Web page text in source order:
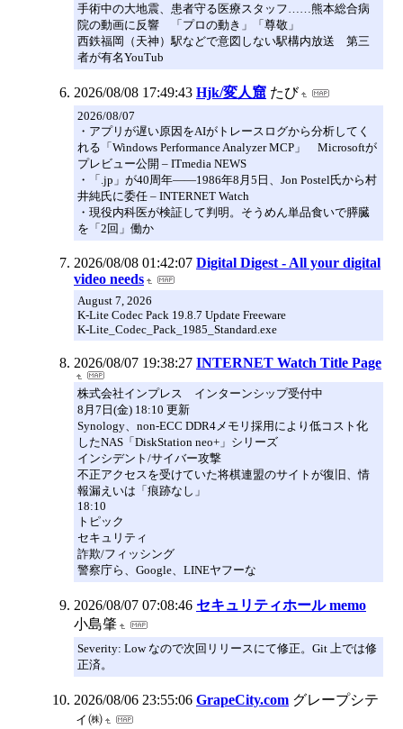
手術中の大地震、患者守る医療スタッフ……熊本総合病
院の動画に反響 「プロの動き」「尊敬」
西鉄福岡（天神）駅などで意図しない駅構内放送 第三
者が有名YouTub
2026/08/08 17:49:43 Hjk/変人窟 たび
2026/08/07
・アプリが遅い原因をAIがトレースログから分析してく
れる「Windows Performance Analyzer MCP」 Microsoftが
プレビュー公開 – ITmedia NEWS
・「.jp」が40周年――1986年8月5日、Jon Postel氏から村
井純氏に委任 – INTERNET Watch
・現役内科医が検証して判明。そうめん単品食いで膵臓
を「2回」働か
2026/08/08 01:42:07 Digital Digest - All your digital
video needs
August 7, 2026
K-Lite Codec Pack 19.8.7 Update Freeware
K-Lite_Codec_Pack_1985_Standard.exe
2026/08/07 19:38:27 INTERNET Watch Title Page
株式会社インプレス インターンシップ受付中
8月7日(金) 18:10 更新
Synology、non-ECC DDR4メモリ採用により低コスト化
したNAS「DiskStation neo+」シリーズ
インシデント/サイバー攻撃
不正アクセスを受けていた将棋連盟のサイトが復旧、情
報漏えいは「痕跡なし」
18:10
トピック
セキュリティ
詐欺/フィッシング
警察庁ら、Google、LINEヤフーな
2026/08/07 07:08:46 セキュリティホール memo
小島肇
Severity: Low なので次回リリースにて修正。Git 上では修
正済。
2026/08/06 23:55:06 GrapeCity.com グレープシテ
ィ㈱